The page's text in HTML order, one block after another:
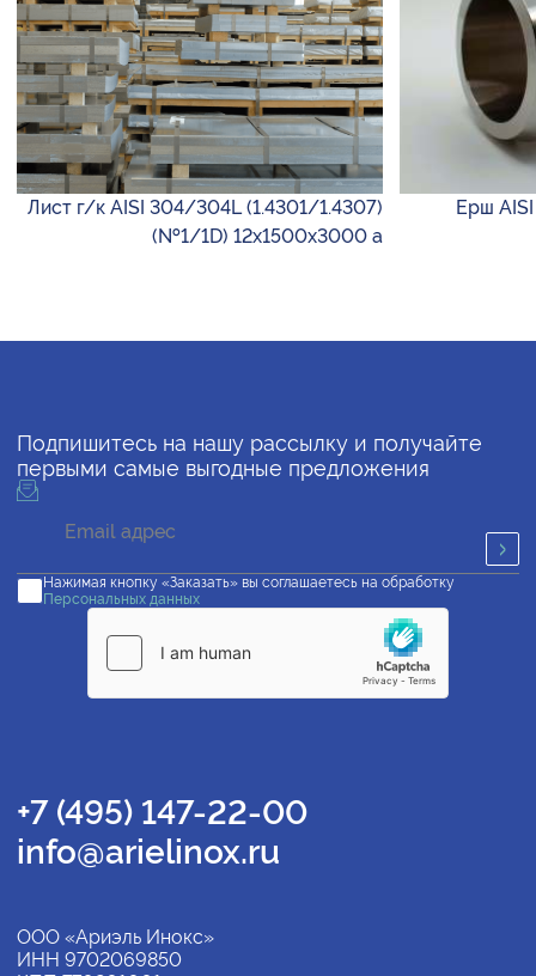
Лист г/к AISI 304/304L (1.4301/1.4307)
(№1/1D) 12х1500х3000 а
Ерш
Подпишитесь на нашу рассылку и получайте
первыми самые выгодные предложения
Нажимая кнопку «Заказать» вы соглашаетесь на обработку
Персональных данных
+7 (495) 147-22-00
info@arielinox.ru
ООО «Ариэль Инокс»
ИНН 9702069850